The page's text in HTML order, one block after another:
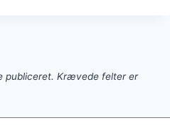
publiceret. Krævede felter er